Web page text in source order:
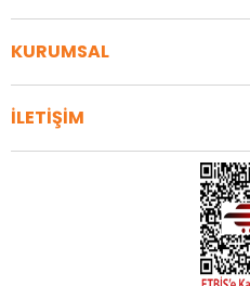
KURUMSAL
İLETİŞİM